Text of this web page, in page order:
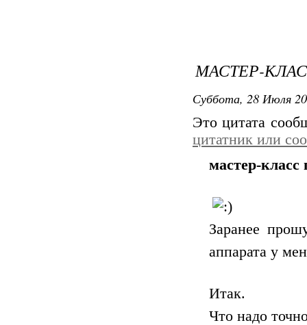
МАСТЕР-
Суббота, 28 Июля
Это цитата
цитатник или
мастер-
Заранее
аппарата у
Итак.
Что надо